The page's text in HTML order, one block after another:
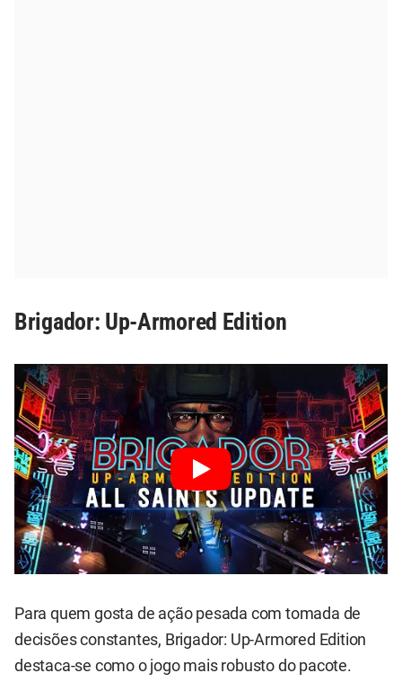
Brigador: Up-Armored Edition
Para quem gosta de ação pesada com tomada de
decisões constantes, Brigador: Up-Armored Edition
destaca-se como o jogo mais robusto do pacote.